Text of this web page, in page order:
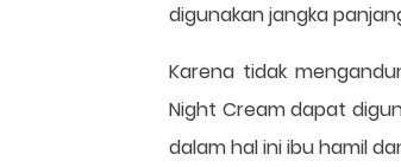
digunakan jangka
Karena tidak
Night Cream dapat
dalam hal ini ibu hamil